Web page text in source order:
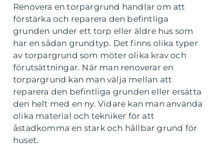
Renovera en torpargrund handlar om att
förstärka och reparera den befintliga
grunden under ett torp eller äldre hus som
har en sådan grundtyp. Det finns olika typer
av torpargrund som möter olika krav och
förutsättningar. När man renoverar en
torpargrund kan man välja mellan att
reparera den befintliga grunden eller ersätta
den helt med en ny. Vidare kan man använda
olika material och tekniker för att
åstadkomma en stark och hållbar grund för
huset.